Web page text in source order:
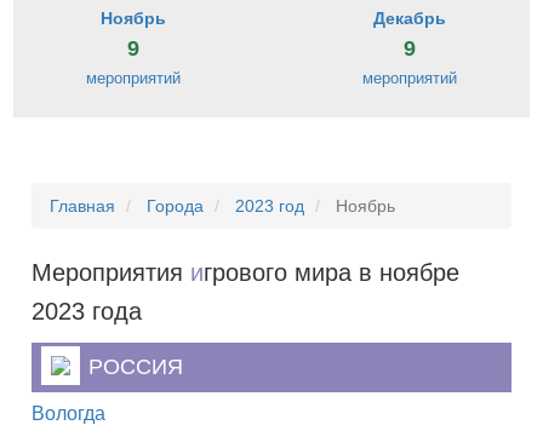
Ноябрь
9
мероприятий
Декабрь
9
мероприятий
Главная Города 2023 год Ноябрь
Мероприятия игрового мира в ноябре
2023 года
РОССИЯ
Вологда